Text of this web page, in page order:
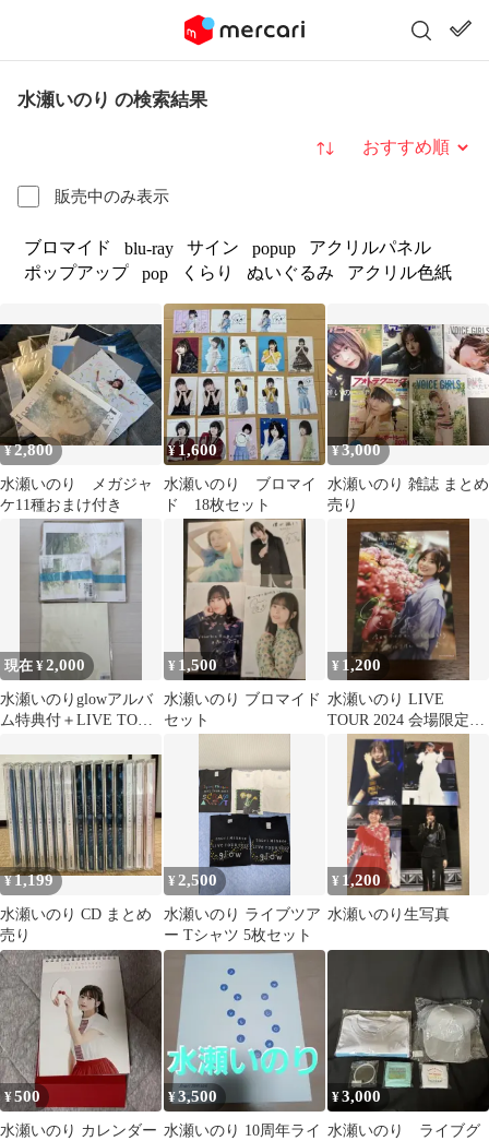
水瀬いのり の検索結果
販売中のみ表示
並び替え
ブロマイド blu-ray サイン popup
アクリルパネル
ポップアップ
pop くらり ぬいぐるみ アクリル色紙
¥2,800
水瀬いのり メガジャ
ケ11種おまけ付き
¥ 1,600
水瀬いのり ブロマイ
ド 18枚セット
¥3,000
水瀬いのり 雑誌 まとめ
売り
現在 ¥2,000
水瀬いのりglowアルバ
ム特典付＋LIVE TOUR
ト
¥ 1,500
水瀬いのり ブロマイド
セット
¥ 1,200
水瀬いのり LIVE
TOUR 2024 会場限定ブ
ロマイド
¥1,199
水瀬いのり CD まとめ
売り
¥2,500
水瀬いのり ライブツア
ー Tシャツ 5枚セット
¥ 1,200
水瀬いのり生写真
¥500
水瀬いのり カレンダー
¥3,500
水瀬いのり 10周年ライ
¥3,000
水瀬いのり ライブグ